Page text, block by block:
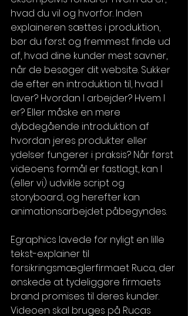
hvad du vil og hvorfor. Inden
explaineren sættes i produktion,
bør du først og fremmest finde ud
af, hvad dine kunder mest savner,
når de besøger dit website. Sukker
de efter en introduktion til, hvad I
laver? Hvordan I arbejder? Hvem I
er? Eller måske en mere
dybdegående introduktion af
hvordan jeres produkter eller
ydelser fungerer i praksis? Når først
videoens formål er fastlagt, kan I
(eller vi) udvikle script og
storyboard, og herefter kan
animationsarbejdet påbegyndes.
Egraphics lavede for nyligt en lille
tekst-explainer til
forsikringsmæglerfirmaet Ruca, der
ønskede at tydeliggøre firmaets
brand promises til deres kunder.
Videoen skal bruges på Rucas